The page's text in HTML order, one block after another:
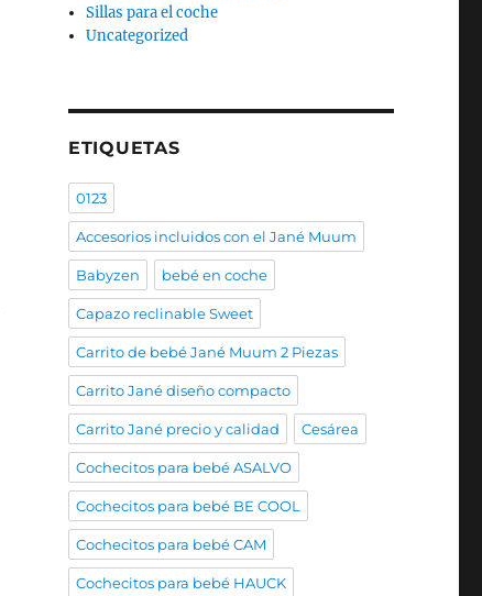
Sillas para el coche
Uncategorized
ETIQUETAS
0123
Accesorios incluidos con el Jané Muum
Babyzen bebé en coche
Capazo reclinable Sweet
Carrito de bebé Jané Muum 2 Piezas
Carrito Jané diseño compacto
Carrito Jané precio y calidad Cesárea
Cochecitos para bebé ASALVO
Cochecitos para bebé BE COOL
Cochecitos para bebé CAM
Cochecitos para bebé HAUCK